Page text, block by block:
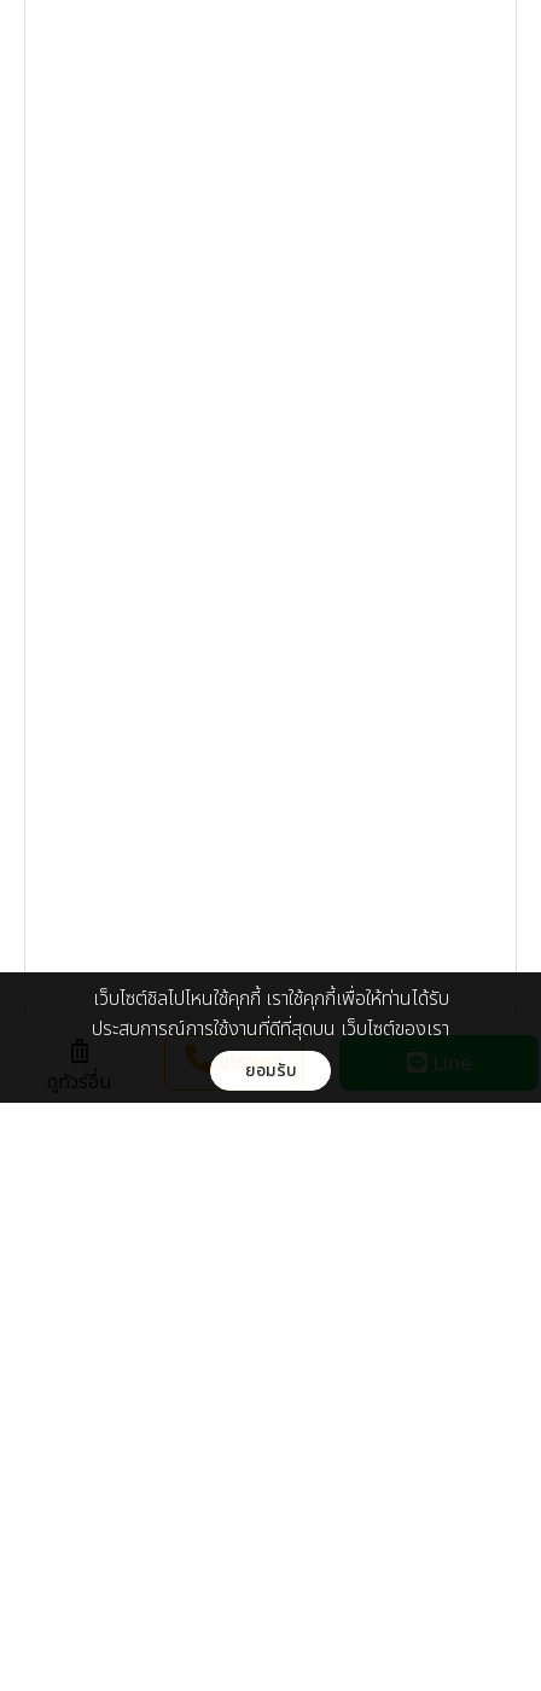
luggage
ดูทัวร์อื่น
โทรจอง Line
เว็บไซต์ชิลไปไหนใช้คุกกี้ เราใช้คุกกี้เพื่อให้ท่านได้รับ
ประสบการณ์การใช้งานที่ดีที่สุดบน เว็บไซต์ของเรา
ยอมรับ